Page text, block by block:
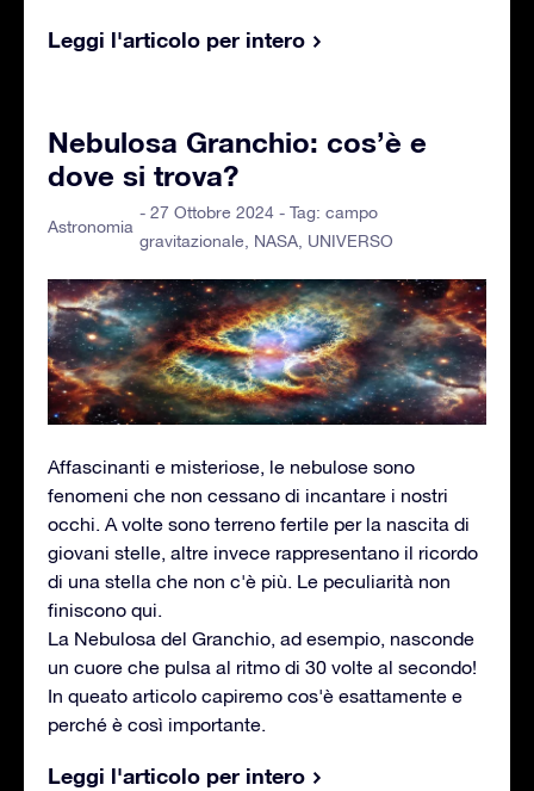
Leggi l'articolo per intero
Nebulosa Granchio: cos’è e
dove si trova?
Astronomia
- 27 Ottobre 2024 - Tag: campo
gravitazionale
NASA UNIVERSO
Affascinanti e misteriose, le nebulose sono
fenomeni che non cessano di incantare i nostri
occhi. A volte sono terreno fertile per la nascita di
giovani stelle, altre invece rappresentano il ricordo
di una stella che non c'è più. Le peculiarità non
finiscono qui.
La Nebulosa del Granchio, ad esempio, nasconde
un cuore che pulsa al ritmo di 30 volte al secondo!
In queato articolo capiremo cos'è esattamente e
perché è così importante.
Leggi l'articolo per intero